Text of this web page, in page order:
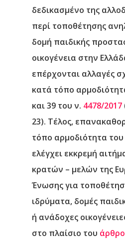
δεδικασμένο της
περί τοποθέτησης
δομή παιδικής
οικογένεια στην
επέρχονται αλλαγές
κατά τόπο
και 39 του ν. 4478/2017
23). Τέλος,
τόπο αρμοδιότητα
ελέγχει εκκρεμή
κρατών – μελών της
Ένωσης για
ιδρύματα, δομές
ή ανάδοχες
στο πλαίσιο του